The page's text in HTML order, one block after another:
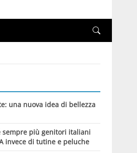
una nuova idea di bellezza
sempre più genitori italiani
invece di tutine e peluche